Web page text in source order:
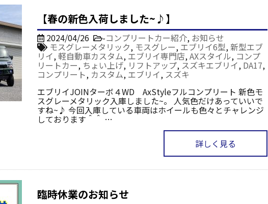
【春の新色入荷しました~♪】
2024/04/26 -コンプリートカー紹介, お知らせ
モスグレーメタリック, モスグレー, エブリイ6型,新型エブ
リイ, 軽自動車カスタム, エブリイ専門店,AXスタイル, コンプ
リートカー, ちょい上げ, リフトアップ, スズキエブリイ, DA17,
コンプリート, カスタム, エブリイ, スズキ
エブリイJOINターボ４WD AxStyleフルコンプリート 新色モ
スグレーメタリック入庫しました~。 人気色だけあっていいで
すね~♪ 今回入庫している車両はホイールも色々とチャレンジ
しております＾＾ …
詳しく見る
臨時休業のお知らせ